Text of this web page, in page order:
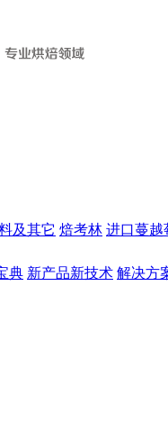
及其它 焙考林 进口蔓越
典 新产品新技术 解决方